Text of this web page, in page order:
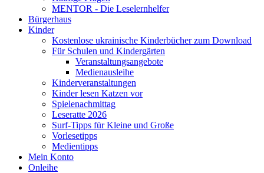
MENTOR - Die Leselernhelfer
Bürgerhaus
Kinder
Kostenlose ukrainische Kinderbücher zum Download
Für Schulen und Kindergärten
Veranstaltungsangebote
Medienausleihe
Kinderveranstaltungen
Kinder lesen Katzen vor
Spielenachmittag
Leseratte 2026
Surf-Tipps für Kleine und Große
Vorlesetipps
Medientipps
Mein Konto
Onleihe